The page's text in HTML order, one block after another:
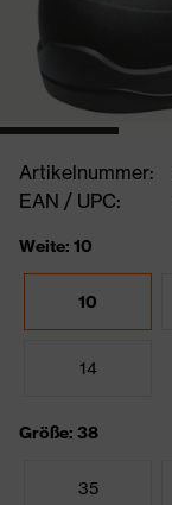
Artikelnummer:
EAN / UPC:
Weite: 10
10
14
Größe: 38
35